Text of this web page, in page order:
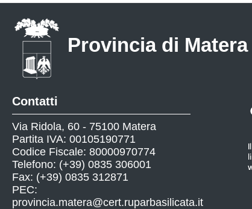
Provincia di Matera
Contatti
Via Ridola, 60 - 75100 Matera
Partita IVA: 00105190771
Codice Fiscale: 80000970774
Telefono: (+39) 0835 306001
Fax: (+39) 0835 312871
PEC:
provincia.matera@cert.ruparbasilicata.it